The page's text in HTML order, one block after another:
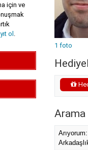
için ve
ol .
1 foto
Arama
Arıyorum: